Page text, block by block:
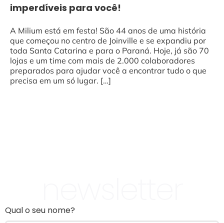
imperdíveis para você!
A Milium está em festa! São 44 anos de uma história
que começou no centro de Joinville e se expandiu por
toda Santa Catarina e para o Paraná. Hoje, já são 70
lojas e um time com mais de 2.000 colaboradores
preparados para ajudar você a encontrar tudo o que
precisa em um só lugar. […]
Qual o seu nome?